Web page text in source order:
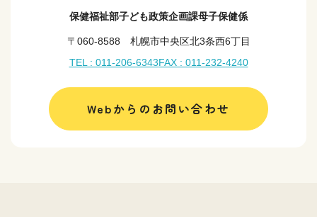
保健福祉部子ども政策企画課母子保健係
〒060-8588 札幌市中央区北3条西6丁目
TEL : 011-206-6343FAX : 011-232-4240
Webからのお問い合わせ